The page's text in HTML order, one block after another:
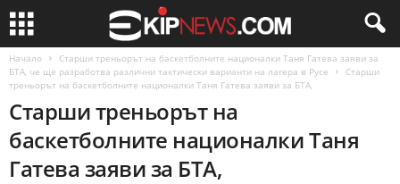
Начало
Старши треньорът на баскетболните националки Таня Гатева заяви за
БТА, че ще разработва различни тактически варианти на лагера в Русе
Старши
треньорът на баскетболните националки Таня Гатева заяви за БТА,
Старши треньорът на
баскетболните националки Таня
Гатева заяви за БТА,